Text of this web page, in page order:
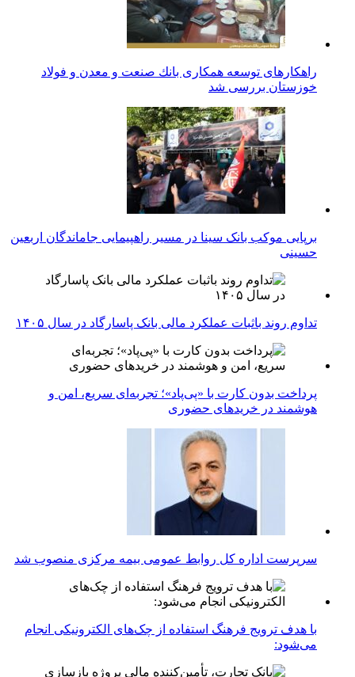
راهكارهای توسعه همكاری بانك صنعت و معدن و فولاد
خوزستان بررسی شد
برپایی موکب بانک سینا در مسیر راهپیمایی جاماندگان اربعین
حسینی
تداوم روند باثبات عملکرد مالی بانک پاسارگاد در سال ۱۴۰۵
پرداخت بدون کارت با «پی‌پاد»؛ تجربه‌ای سریع، امن و
هوشمند در خریدهای حضوری
سرپرست اداره كل روابط عمومی بیمه مركزی منصوب شد
با هدف ترویج فرهنگ استفاده از چک‌های الکترونیکی انجام
می‌شود: